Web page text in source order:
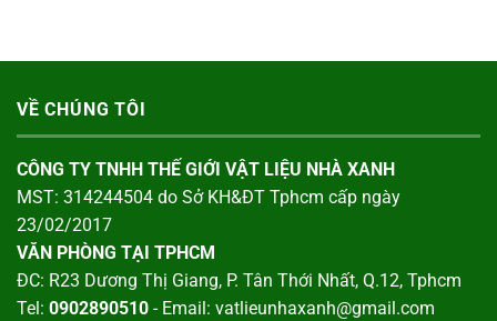
VỀ CHÚNG TÔI
CÔNG TY TNHH THẾ GIỚI VẬT LIỆU NHÀ XANH
MST: 314244504 do Sở KH&ĐT Tphcm cấp ngày
23/02/2017
VĂN PHÒNG TẠI TPHCM
ĐC: R23 Dương Thị Giang, P. Tân Thới Nhất, Q.12, Tphcm
Tel: 0902890510 - Email: vatlieunhaxanh@gmail.com